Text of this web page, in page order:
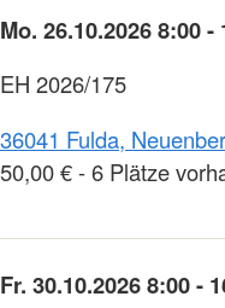
Mo. 26.10.2026 8:00 -
EH 2026/175
36041 Fulda,
50,00 € - 6 Plätze
Fr. 30.10.2026 8:00 -